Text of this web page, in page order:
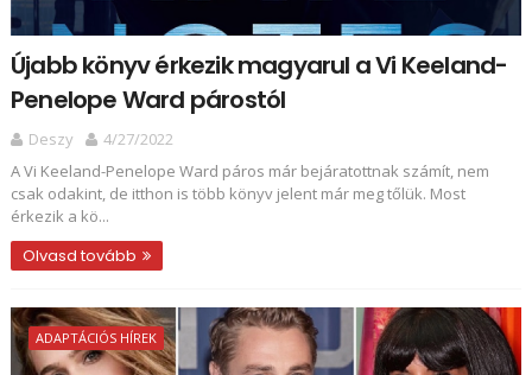
Újabb könyv érkezik magyarul a Vi Keeland-
Penelope Ward párostól
Deszy
4/27/2022
A Vi Keeland-Penelope Ward páros már bejáratottnak számít, nem
csak odakint, de itthon is több könyv jelent már meg tőlük. Most
érkezik a kö...
Olvasd tovább
ADAPTÁCIÓS HÍREK